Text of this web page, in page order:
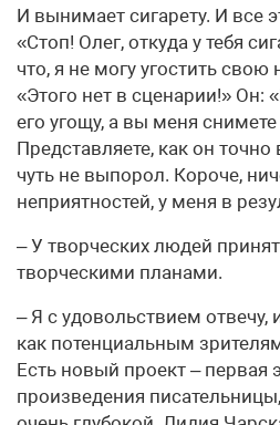
И вынимает сигарету. И все
«Стоп! Олег, откуда у тебя
что, я не могу угостить свою
«Этого нет в сценарии!» Он:
его угощу, а вы меня
Представляете, как он точно
чуть не выпорол. Короче,
неприятностей, у меня в
– У творческих людей
творческими планами.
– Я с удовольствием отвечу,
как потенциальным
Есть новый проект – первая
произведения